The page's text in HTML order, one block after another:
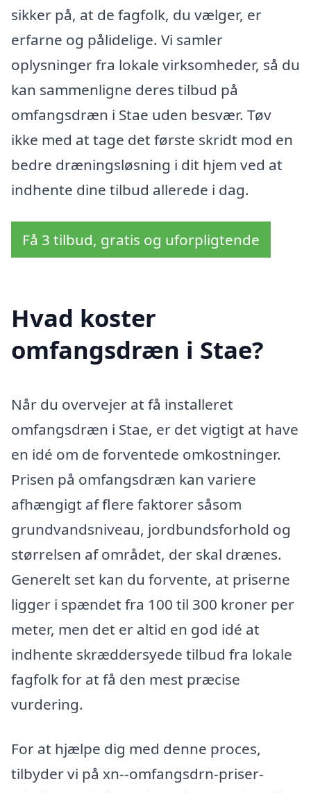
sikker på, at de fagfolk, du vælger, er
erfarne og pålidelige. Vi samler
oplysninger fra lokale virksomheder, så du
kan sammenligne deres tilbud på
omfangsdræn i Stae uden besvær. Tøv
ikke med at tage det første skridt mod en
bedre dræningsløsning i dit hjem ved at
indhente dine tilbud allerede i dag.
Få 3 tilbud, gratis og uforpligtende
Hvad koster
omfangsdræn i Stae?
Når du overvejer at få installeret
omfangsdræn i Stae, er det vigtigt at have
en idé om de forventede omkostninger.
Prisen på omfangsdræn kan variere
afhængigt af flere faktorer såsom
grundvandsniveau, jordbundsforhold og
størrelsen af området, der skal drænes.
Generelt set kan du forvente, at priserne
ligger i spændet fra 100 til 300 kroner per
meter, men det er altid en god idé at
indhente skræddersyede tilbud fra lokale
fagfolk for at få den mest præcise
vurdering.
For at hjælpe dig med denne proces,
tilbyder vi på xn--omfangsdrn-priser-